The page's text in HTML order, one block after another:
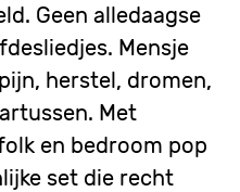
Geen alledaagse
Mensje
herstel, dromen,
Met
en bedroom pop
set die recht